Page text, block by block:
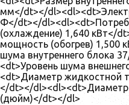
мм</dt></
Ф</dt></
(охлаждение) 1,640 кВт</
мощность (обогрев) 1,500
шума внутреннего блока
<dt>Уровень шума
<dt>Диаметр жидкостной
</dt></
(дюйм)</dt></dl>